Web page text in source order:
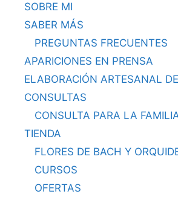
SOBRE MI
SABER MÁS
PREGUNTAS FRECUENTES
APARICIONES EN PRENSA
ELABORACIÓN ARTESANAL
CONSULTAS
CONSULTA PARA LA
TIENDA
FLORES DE BACH Y
CURSOS
OFERTAS